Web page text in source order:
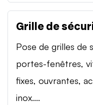
Grille de
Pose de grilles de
portes-fenêtres,
fixes, ouvrantes,
inox....